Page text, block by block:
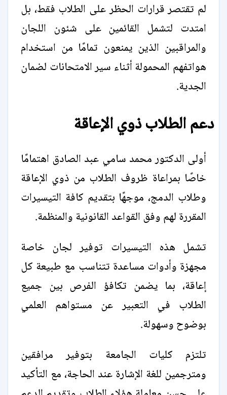
لم تقتصر قرارات الحظر على الطلاب فقط، بل
امتدت لتشمل القائمين على شئون اللجان
والمراقبين الذين يمنعون تمامًا من استخدام
هواتفهم المحمولة أثناء سير الامتحانات لضمان
الجدية.
دعم الطلاب ذوي الإعاقة
أولى الدكتور محمد سامي عبد الصادق اهتمامًا
خاصًا بمراعاة ظروف الطلاب من ذوي الإعاقة
وطلاب الدمج، موجهًا بتقديم كافة التيسيرات
المقررة لهم وفق القواعد القانونية والمنظمة.
تشمل هذه التيسيرات توفير لجان خاصة
مجهزة وأدوات مساعدة تتناسب مع طبيعة كل
إعاقة، بما يضمن تكافؤ الفرص بين جميع
الطلاب في التعبير عن مستواهم العلمي
بوضوح وسهولة.
تلتزم كليات الجامعة بتوفير مرافقين
ومترجمين للغة الإشارة عند الحاجة، مع التأكيد